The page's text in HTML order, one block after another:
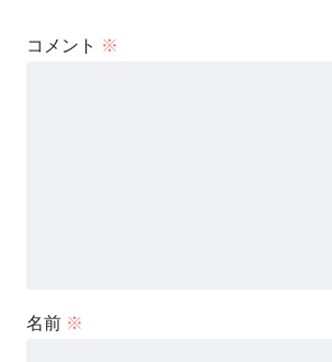
コメント ※
名前 ※